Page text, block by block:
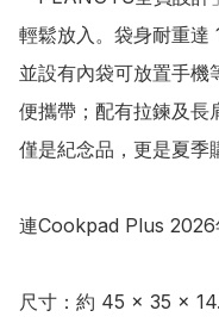
輕鬆放入。袋身耐重達
並設有內袋可放置手機
便攜帶；配有拉鍊及長
僅是紀念品，更是夏季
連Cookpad Plus 2026
尺寸：約 45 × 35 ×